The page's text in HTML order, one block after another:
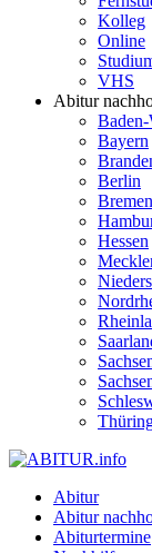
Kolleg
Online
VHS
Abitur
Bayern
Berlin
Bremen
Hessen
Abitur
Abitur
Abiturtermine